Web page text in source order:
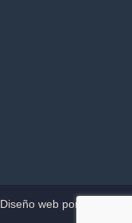
Diseño web por Studio